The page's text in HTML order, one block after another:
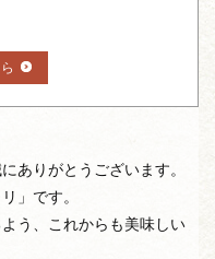
ありがとうございます。
」です。
う、これからも美味しい